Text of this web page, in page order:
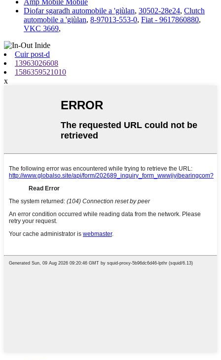
Amp Mobile Mobile
Diofar sgaradh automobile a 'giùlan, 30502-28e24, Clutch
automobile a 'giùlan, 8-97013-553-0, Fiat - 9617860880,
VKC 3669,
Cuir post-d
13963026608
1586359521010
x